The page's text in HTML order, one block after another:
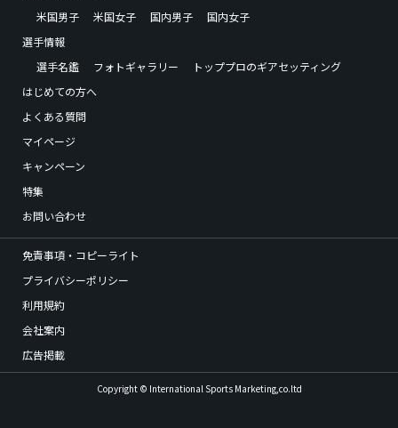
米国男子
米国女子 国内男子
国内女子
選手情報
選手名鑑
フォトギャラリー
トッププロのギアセッティング
はじめての方へ
よくある質問
マイページ
キャンペーン
特集
お問い合わせ
免責事項・コピーライト
プライバシーポリシー
利用規約
会社案内
広告掲載
Copyright © International Sports Marketing,co.ltd